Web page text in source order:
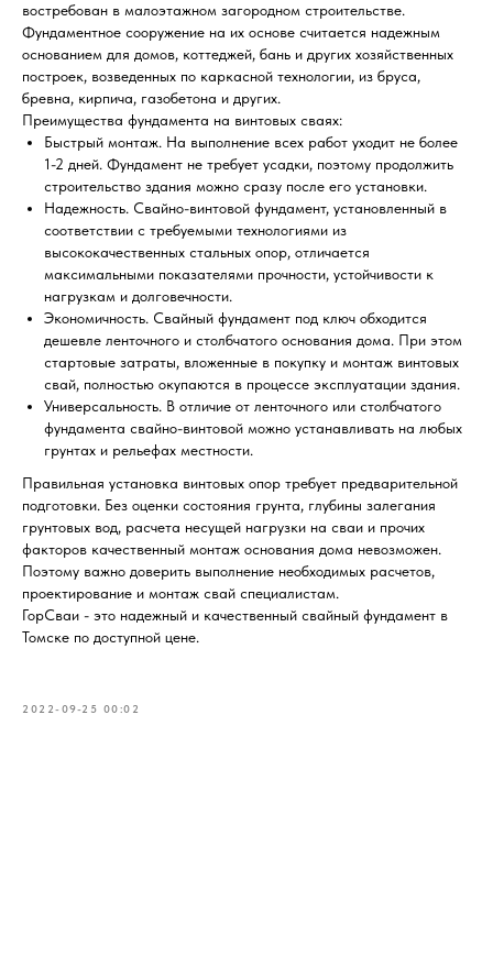
востребован в малоэтажном загородном строительстве.
Фундаментное сооружение на их основе считается надежным
основанием для домов, коттеджей, бань и других хозяйственных
построек, возведенных по каркасной технологии, из бруса,
бревна, кирпича, газобетона и других.
Преимущества фундамента на винтовых сваях:
Быстрый монтаж. На выполнение всех работ уходит не более
1-2 дней. Фундамент не требует усадки, поэтому продолжить
строительство здания можно сразу после его установки.
Надежность. Свайно-винтовой фундамент, установленный в
соответствии с требуемыми технологиями из
высококачественных стальных опор, отличается
максимальными показателями прочности, устойчивости к
нагрузкам и долговечности.
Экономичность. Свайный фундамент под ключ обходится
дешевле ленточного и столбчатого основания дома. При этом
стартовые затраты, вложенные в покупку и монтаж винтовых
свай, полностью окупаются в процессе эксплуатации здания.
Универсальность. В отличие от ленточного или столбчатого
фундамента свайно-винтовой можно устанавливать на любых
грунтах и рельефах местности.
Правильная установка винтовых опор требует предварительной
подготовки. Без оценки состояния грунта, глубины залегания
грунтовых вод, расчета несущей нагрузки на сваи и прочих
факторов качественный монтаж основания дома невозможен.
Поэтому важно доверить выполнение необходимых расчетов,
проектирование и монтаж свай специалистам.
ГорСваи - это надежный и качественный свайный фундамент в
Томске по доступной цене.
2022-09-25 00:02